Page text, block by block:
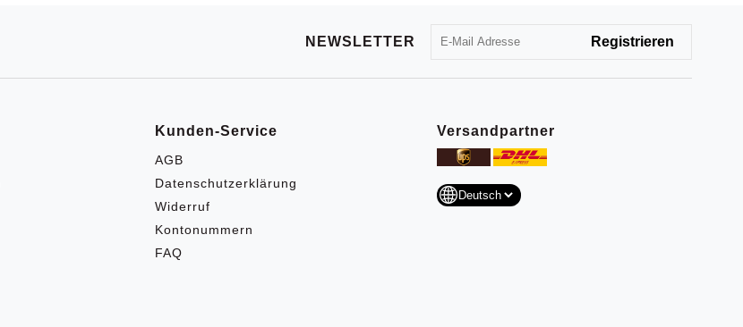
NEWSLETTER
Kunden-Service
AGB
Datenschutzerklärung
Widerruf
Kontonummern
FAQ
Versandpartner